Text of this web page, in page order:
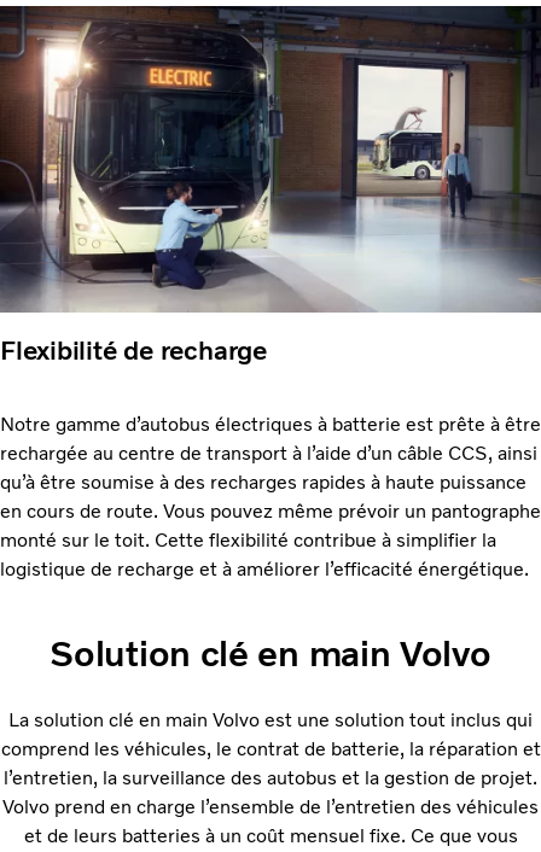
Flexibilité de recharge
Notre gamme d’autobus électriques à batterie est prête à être
rechargée au centre de transport à l’aide d’un câble CCS, ainsi
qu’à être soumise à des recharges rapides à haute puissance
en cours de route. Vous pouvez même prévoir un pantographe
monté sur le toit. Cette flexibilité contribue à simplifier la
logistique de recharge et à améliorer l’efficacité énergétique.
Solution clé en main Volvo
La solution clé en main Volvo est une solution tout inclus qui
comprend les véhicules, le contrat de batterie, la réparation et
l’entretien, la surveillance des autobus et la gestion de projet.
Volvo prend en charge l’ensemble de l’entretien des véhicules
et de leurs batteries à un coût mensuel fixe. Ce que vous